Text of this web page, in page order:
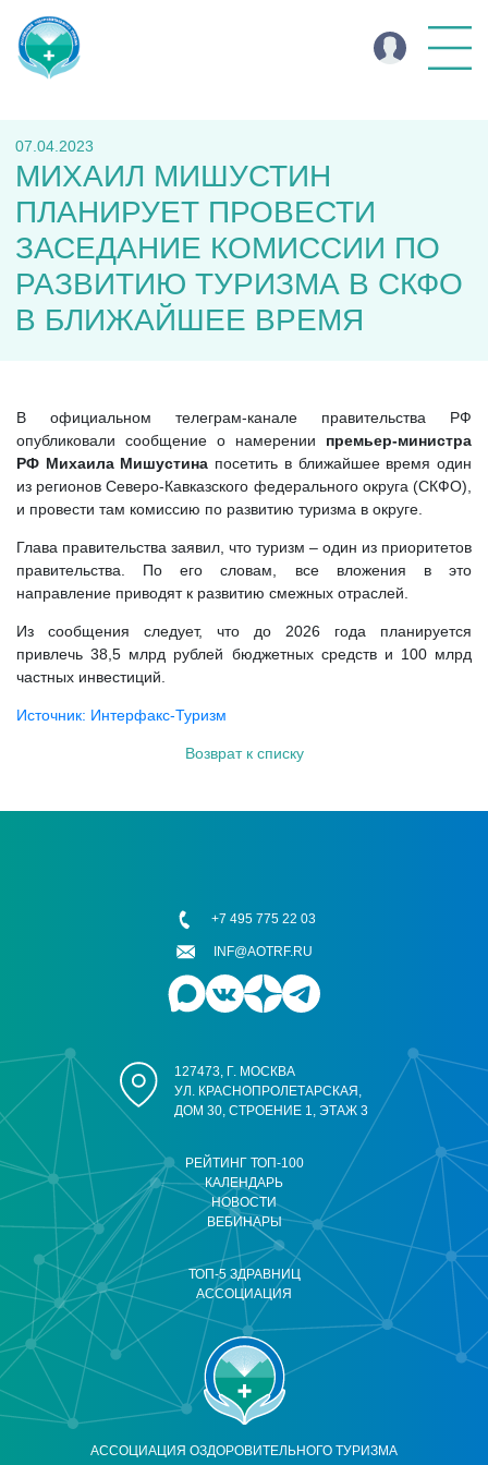
07.04.2023
МИХАИЛ МИШУСТИН
ПЛАНИРУЕТ ПРОВЕСТИ
ЗАСЕДАНИЕ КОМИССИИ ПО
РАЗВИТИЮ ТУРИЗМА В СКФО
В БЛИЖАЙШЕЕ ВРЕМЯ
В официальном телеграм-канале правительства РФ
опубликовали сообщение о намерении премьер-министра
РФ Михаила Мишустина посетить в ближайшее время один
из регионов Северо-Кавказского федерального округа (СКФО),
и провести там комиссию по развитию туризма в округе.
Глава правительства заявил, что туризм – один из приоритетов
правительства. По его словам, все вложения в это
направление приводят к развитию смежных отраслей.
Из сообщения следует, что до 2026 года планируется
привлечь 38,5 млрд рублей бюджетных средств и 100 млрд
частных инвестиций.
Источник: Интерфакс-Туризм
Возврат к списку
АССОЦИАЦИЯ ОЗДОРОВИТЕЛЬНОГО ТУРИЗМА
РЕЙТИНГ ТОП-100
КАЛЕНДАРЬ
НОВОСТИ
ВЕБИНАРЫ
ТОП-5 ЗДРАВНИЦ
АССОЦИАЦИЯ
127473, Г. МОСКВА
УЛ. КРАСНОПРОЛЕТАРСКАЯ,
ДОМ 30, СТРОЕНИЕ 1, ЭТАЖ 3
+7 495 775 22 03
INF@AOTRF.RU